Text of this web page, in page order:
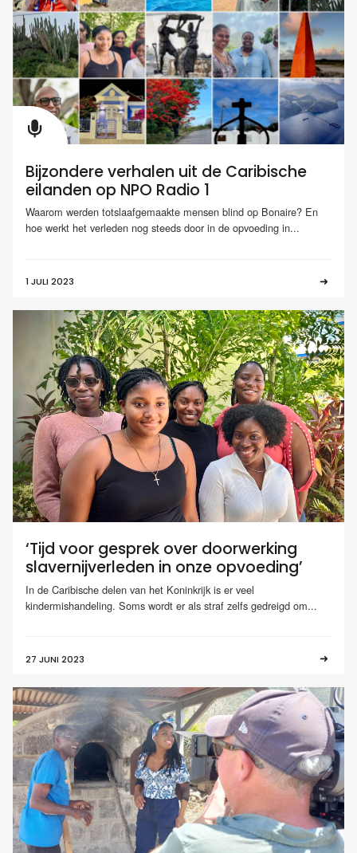
Bijzondere verhalen uit de Caribische
eilanden op NPO Radio 1
Waarom werden totslaafgemaakte mensen blind op Bonaire? En
hoe werkt het verleden nog steeds door in de opvoeding in...
1 JULI 2023
‘Tijd voor gesprek over doorwerking
slavernijverleden in onze opvoeding’
In de Caribische delen van het Koninkrijk is er veel
kindermishandeling. Soms wordt er als straf zelfs gedreigd om...
27 JUNI 2023